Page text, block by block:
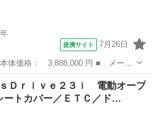
提携サイト 7月26日
リーズ ■ グレード名： １２０
ージ ハイラインＰＫＧ テクノ
Ｄｒｉｖｅ２３ｉ 電動オープ
ートカバー／ＥＴＣ／ド…